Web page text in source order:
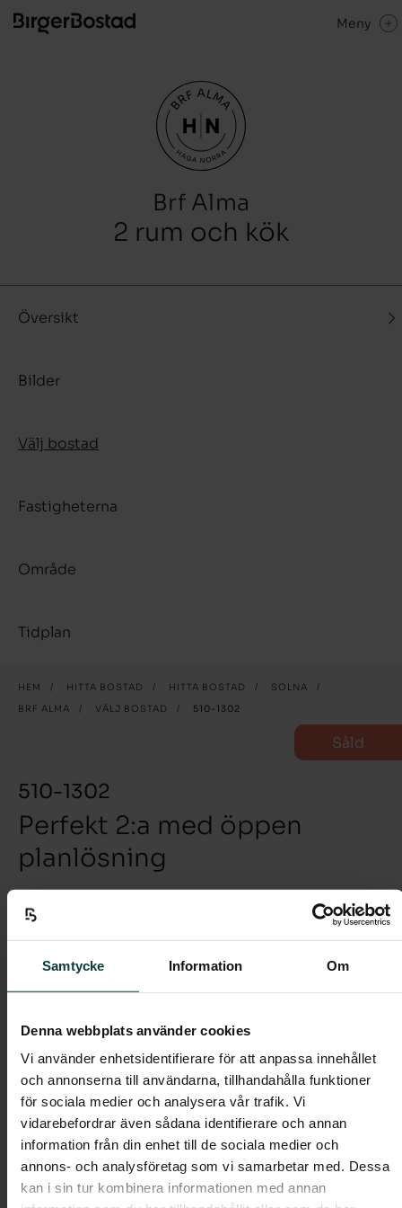
Samtycke Information Om
Denna webbplats använder cookies
Vi använder enhetsidentifierare för att anpassa innehållet
och annonserna till användarna, tillhandahålla funktioner
för sociala medier och analysera vår trafik. Vi
vidarebefordrar även sådana identifierare och annan
information från din enhet till de sociala medier och
annons- och analysföretag som vi samarbetar med. Dessa
kan i sin tur kombinera informationen med annan
Meny
Brf Alma
2 rum och kök
Översikt
Bilder
Välj bostad
Fastigheterna
Område
Tidplan
HEM / HITTA BOSTAD / HITTA BOSTAD / SOLNA
/
BRF ALMA
/ VÄLJ BOSTAD / 510-1302
Såld
510-1302
Perfekt 2:a med öppen
planlösning
Perfekt tvåa för singeln eller paret. Stort sovrum
med god förvaring. Lägenheten har öppet
balkong.
Bostaden har en takhöjd på ca 2,70 m och härligt
ljusinsläpp, genomgående hög standard med ljust
ekparkettgolv, ljusa väggar och stora fönsterpartier.
Köket är fullutrustat med induktionshäll,
inbyggnadsugn, integrerad köksfläkt, inbyggd
diskmaskin, mikro samt kyl/frys. Halvkaklat badrum
med dusch, handdukstork, samt kombinerad
tvättmaskin och torktumlare.